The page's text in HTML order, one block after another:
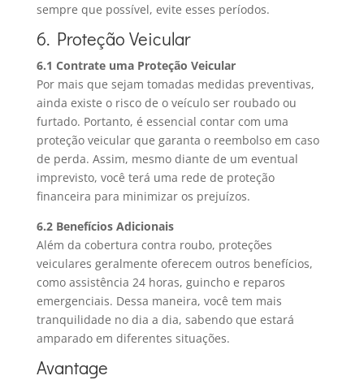
sempre que possível, evite esses períodos.
6. Proteção Veicular
6.1 Contrate uma Proteção Veicular
Por mais que sejam tomadas medidas preventivas,
ainda existe o risco de o veículo ser roubado ou
furtado. Portanto, é essencial contar com uma
proteção veicular que garanta o reembolso em caso
de perda. Assim, mesmo diante de um eventual
imprevisto, você terá uma rede de proteção
financeira para minimizar os prejuízos.
6.2 Benefícios Adicionais
Além da cobertura contra roubo, proteções
veiculares geralmente oferecem outros benefícios,
como assistência 24 horas, guincho e reparos
emergenciais. Dessa maneira, você tem mais
tranquilidade no dia a dia, sabendo que estará
amparado em diferentes situações.
Avantage